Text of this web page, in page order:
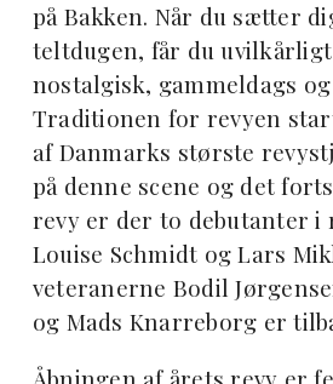
på Bakken. Når du sætter
teltdugen, får du
nostalgisk, gammeldags
Traditionen for revyen
af Danmarks største
på denne scene og det
revy er der to debutanter i
Louise Schmidt og Lars
veteranerne Bodil
og Mads Knarreborg er